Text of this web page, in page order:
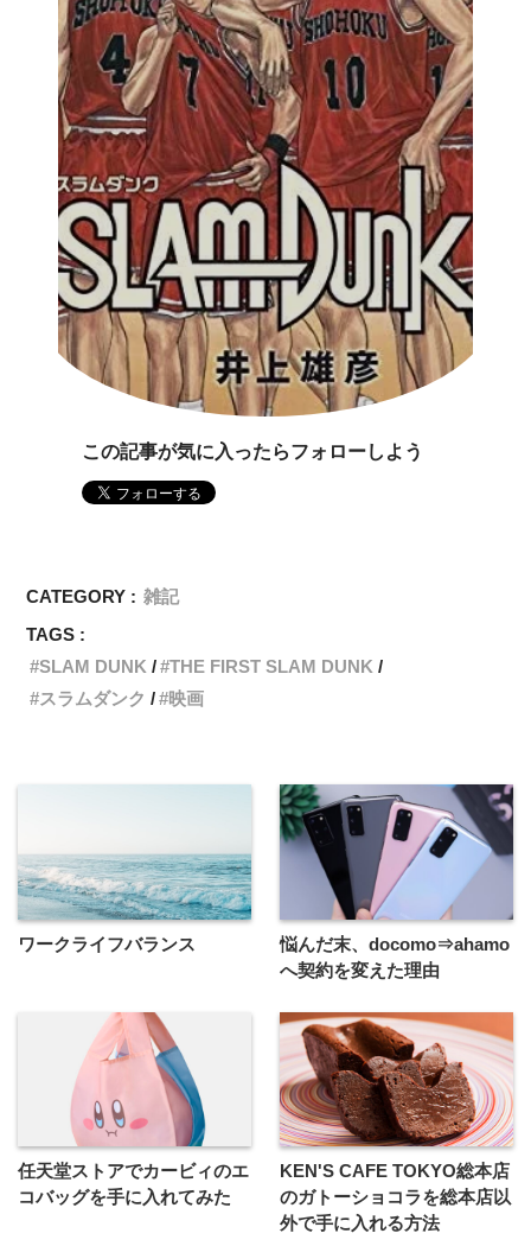
この記事が気に入ったらフォローしよう
CATEGORY : 雑記
TAGS :
SLAM DUNK
THE FIRST SLAM DUNK
スラムダンク
映画
ワークライフバランス
悩んだ末、docomo⇒ahamo
へ契約を変えた理由
任天堂ストアでカービィのエ
コバッグを手に入れてみた
KEN'S CAFE TOKYO総本店
のガトーショコラを総本店以
外で手に入れる方法